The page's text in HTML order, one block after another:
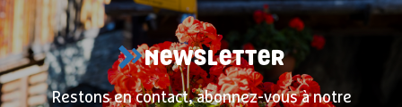
NEWSLETTER
Restons en contact, abonnez-vous à notre